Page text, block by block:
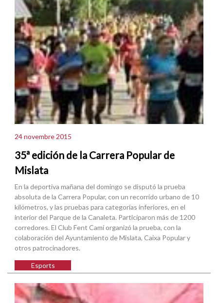
24 novembre 2015
35ª edición de la Carrera Popular de
Mislata
En la deportiva mañana del domingo se disputó la prueba
absoluta de la Carrera Popular, con un recorrido urbano de 10
kilómetros, y las pruebas para categorías inferiores, en el
interior del Parque de la Canaleta. Participaron más de 1200
corredores. El Club Fent Camí organizó la prueba, con la
colaboración del Ayuntamiento de Mislata, Caixa Popular y
otros patrocinadores.
Esports